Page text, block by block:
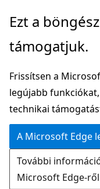
Ugrás
fő
Ezt a
támogatjuk.
Frissítsen a
legújabb
technikai
A Microsoft Edge
További
Microsoft Edge-ről